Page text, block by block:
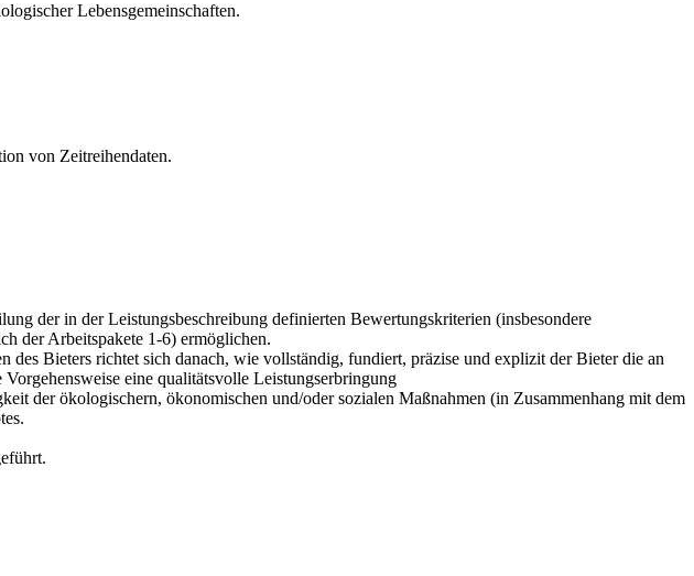
Lebensgemeinschaften.
von Zeitreihendaten.
der in der Leistungsbeschreibung definierten Bewertungskriterien (insbesondere
der Arbeitspakete 1-6) ermöglichen.
Bieters richtet sich danach, wie vollständig, fundiert, präzise und explizit der Bieter die an
eine qualitätsvolle Leistungserbringung
der ökologischern, ökonomischen und/oder sozialen Maßnahmen (in Zusammenhang mit dem